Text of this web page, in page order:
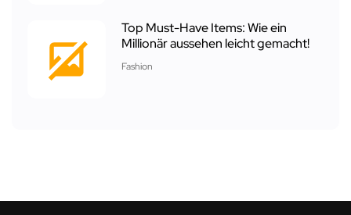
Top Must-Have Items: Wie ein
Millionär aussehen leicht gemacht!
Fashion